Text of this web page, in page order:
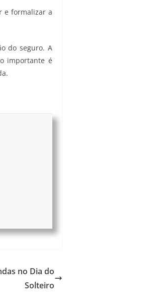
e formalizar a
do seguro. A
importante é
no Dia do
Solteiro